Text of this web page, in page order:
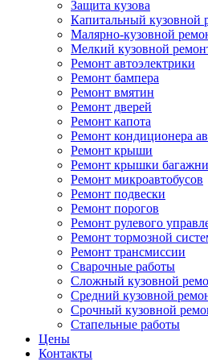
Защита кузова
Капитальный кузовной
Малярно-кузовной
Мелкий кузовной
Ремонт автоэлектрики
Ремонт бампера
Ремонт вмятин
Ремонт дверей
Ремонт капота
Ремонт кондиционера
Ремонт крыши
Ремонт крышки
Ремонт микроавтобусов
Ремонт подвески
Ремонт порогов
Ремонт рулевого
Ремонт тормозной
Ремонт трансмиссии
Сварочные работы
Сложный кузовной
Средний кузовной
Срочный кузовной
Стапельные работы
Цены
Контакты